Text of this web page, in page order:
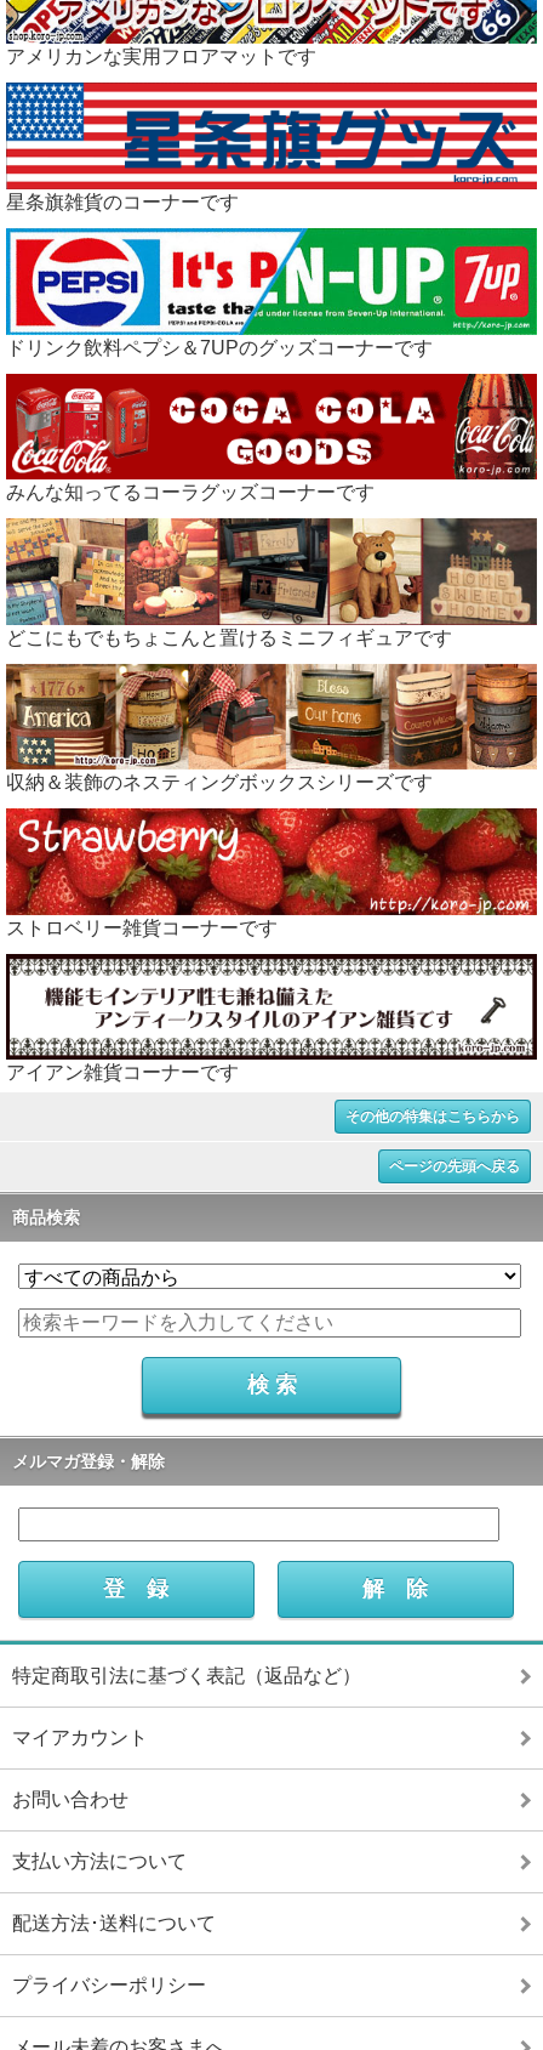
アメリカンな実用フロアマットです
星条旗雑貨のコーナーです
ドリンク飲料ペプシ＆7UPのグッズコーナーです
みんな知ってるコーラグッズコーナーです
どこにもでもちょこんと置けるミニフィギュアです
収納＆装飾のネスティングボックスシリーズです
ストロベリー雑貨コーナーです
アイアン雑貨コーナーです
その他の特集はこちらから
ページの先頭へ戻る
商品検索
メルマガ登録・解除
特定商取引法に基づく表記（返品など）
マイアカウント
お問い合わせ
支払い方法について
配送方法･送料について
プライバシーポリシー